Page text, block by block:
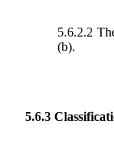
5.6.2.2
(b).
5.6.3